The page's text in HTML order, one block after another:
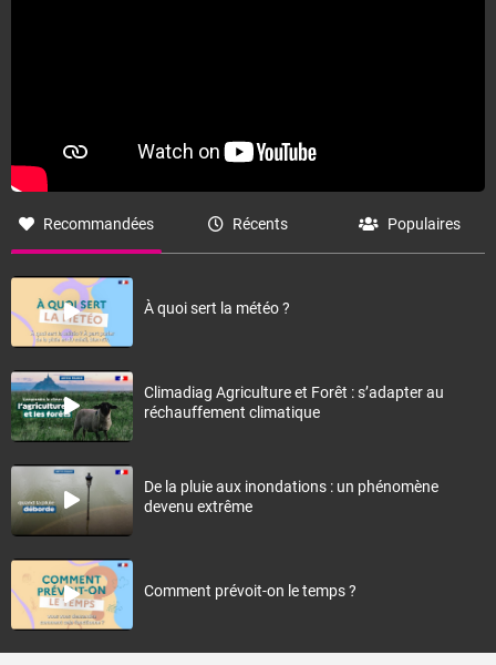
Recommandées Récents Populaires
À quoi sert la météo ?
Climadiag Agriculture et Forêt : s’adapter au
réchauffement climatique
De la pluie aux inondations : un phénomène
devenu extrême
Comment prévoit-on le temps ?